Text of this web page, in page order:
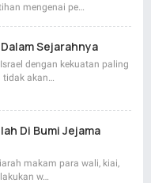
mengenai pe…
Sejarahnya
dengan kekuatan paling
akan…
Di Bumi Jejama
makam para wali, kiai,
w…